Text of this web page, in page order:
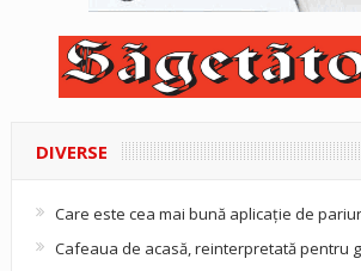
DIVERSE
Care este cea mai bună aplicație de
Cafeaua de acasă, reinterpretată pentru